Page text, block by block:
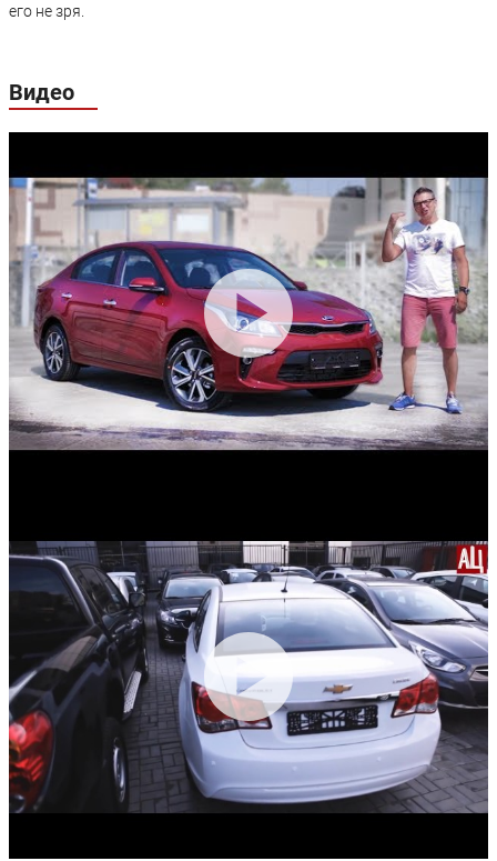
его не зря.
Видео